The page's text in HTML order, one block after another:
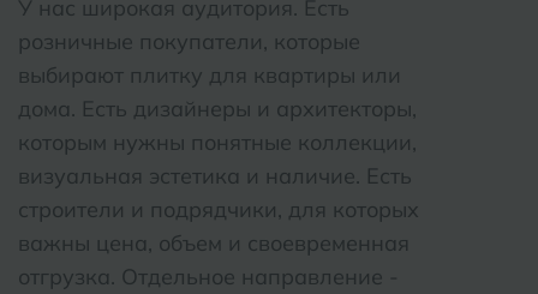
У нас широкая аудитория. Есть
розничные покупатели, которые
выбирают плитку для квартиры или
дома. Есть дизайнеры и архитекторы,
которым нужны понятные коллекции,
визуальная эстетика и наличие. Есть
строители и подрядчики, для которых
важны цена, объем и своевременная
отгрузка. Отдельное направление -